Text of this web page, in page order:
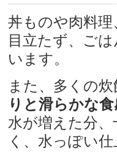
丼ものや肉料
目立たず、ご
います。
また、多くの
りと滑らかな食
水が増えた分
く、水っぽい